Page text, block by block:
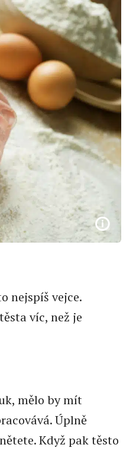
nejspíš vejce.
víc, než je
mělo by mít
Úplně
Když pak těsto